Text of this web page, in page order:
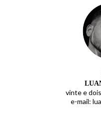
vinte e
e-mail: